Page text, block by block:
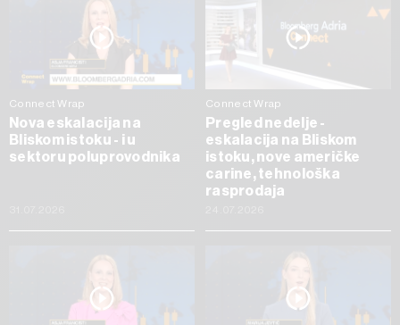
Connect Wrap
Nova eskalacija na
Bliskom istoku - i u
sektoru poluprovodnika
Connect Wrap
Pregled nedelje -
eskalacija na Bliskom
istoku, nove američke
carine, tehnološka
rasprodaja